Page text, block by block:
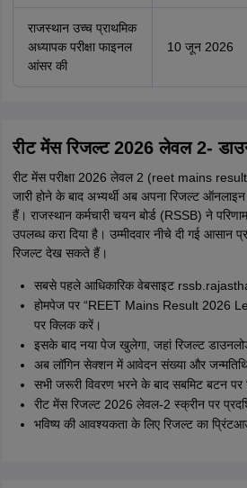
राजस्थान उच्च प्राथमिक
अध्यापक परीक्षा फाइनल
आंसर की
10 जून 2026
रीट मेंस रिजल्ट 2026 लेवल 2-
रीट मेंस परीक्षा 2026 लेवल 2 (reet mains
जारी होने के बाद अभ्यर्थी अब अपना रिजल्ट
हैं। राजस्थान कर्मचारी चयन बोर्ड (RSSB) ने
उपलब्ध करा दिया है। उम्मीदवार नीचे दी गई आसान
रिजल्ट देख सकते हैं।
सबसे पहले आधिकारिक वेबसाइट
होमपेज पर “REET Mains Result 2026
पर क्लिक करें।
इसके बाद नया पेज खुलेगा, जहां रिजल्ट
अब लॉगिन सेक्शन में आवेदन संख्या और
सभी जरूरी विवरण भरने के बाद सबमिट बटन
रीट मेंस रिजल्ट 2026 लेवल-2 स्क्रीन पर
भविष्य की आवश्यकता के लिए रिजल्ट का